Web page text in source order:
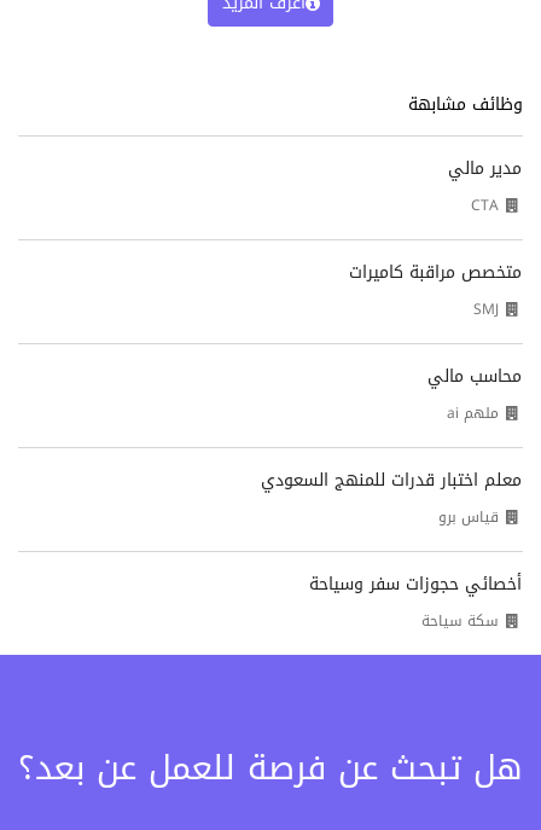
وظائف مشابهة
مدير مالي
CTA
متخصص مراقبة كاميرات
SMJ
محاسب مالي
ملهم ai
معلم اختبار قدرات للمنهج السعودي
قياس برو
أخصائي حجوزات سفر وسياحة
سكة سياحة
هل تبحث عن فرصة للعمل عن بعد؟